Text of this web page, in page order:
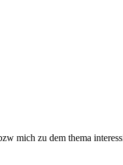
mich zu dem thema